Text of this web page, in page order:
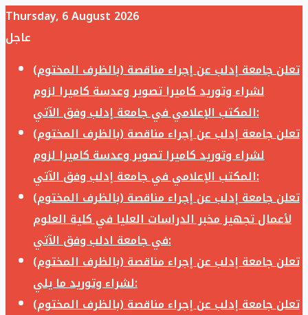
Thursday, 6 August 2026
عاجل
تعلن جامعة إدلب عن إجراء مناقصة (بالظرف المختوم)
لشراء وتوريد كاميرا تصوير وعدسة كاميرا لزوم
المكتب الإعلامي في جامعة إدلب وفق الآتي:
تعلن جامعة إدلب عن إجراء مناقصة (بالظرف المختوم)
لشراء وتوريد كاميرا تصوير وعدسة كاميرا لزوم
المكتب الإعلامي في جامعة إدلب وفق الآتي:
تعلن جامعة إدلب عن إجراء مناقصة (بالظرف المختوم)
لأعمال تجهيز مخبر الدراسات العليا في كلية العلوم
في جامعة ادلب وفق الآتي:
تعلن جامعة إدلب عن إجراء مناقصة (بالظرف المختوم)
لشراء وتوريد ما يلي:
تعلن جامعة إدلب عن إجراء مناقصة (بالظرف المختوم)